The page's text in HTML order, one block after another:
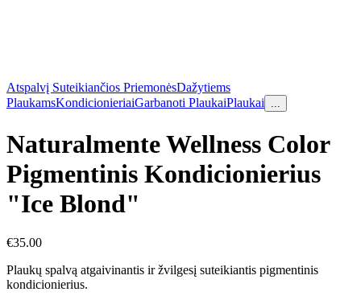
Atspalvį Suteikiančios PriemonėsDažytiems
PlaukamsKondicionieriaiGarbanoti PlaukaiPlaukai ...
Naturalmente Wellness Color
Pigmentinis Kondicionierius
"Ice Blond"
€35.00
Plaukų spalvą atgaivinantis ir žvilgesį suteikiantis pigmentinis
kondicionierius.